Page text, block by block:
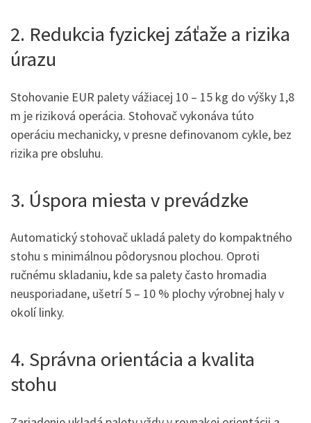
2. Redukcia fyzickej záťaže a rizika
úrazu
Stohovanie EUR palety vážiacej 10 – 15 kg do výšky 1,8
m je riziková operácia. Stohovač vykonáva túto
operáciu mechanicky, v presne definovanom cykle, bez
rizika pre obsluhu.
3. Úspora miesta v prevádzke
Automatický stohovač ukladá palety do kompaktného
stohu s minimálnou pôdorysnou plochou. Oproti
ručnému skladaniu, kde sa palety často hromadia
neusporiadane, ušetrí 5 – 10 % plochy výrobnej haly v
okolí linky.
4. Správna orientácia a kvalita
stohu